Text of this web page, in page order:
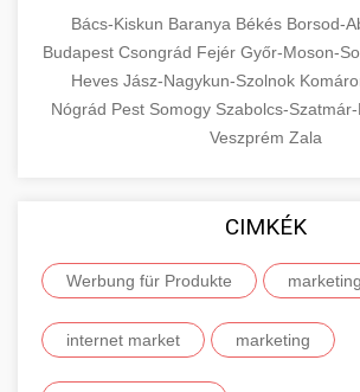
Bács-Kiskun Baranya Békés Borsod-
Budapest Csongrád Fejér Győr-Moson-
Heves Jász-Nagykun-Szolnok
Nógrád Pest Somogy Szabolcs-
Veszprém Zala
CIMKÉK
Werbung für Produkte
internet market marketing